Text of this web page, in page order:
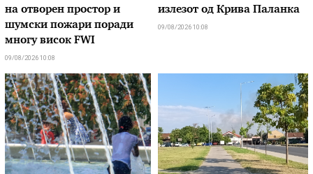
на отворен простор и
шумски пожари поради
многу висок FWI
09/08/2026 10:08
излезот од Крива Паланка
09/08/2026 10:08